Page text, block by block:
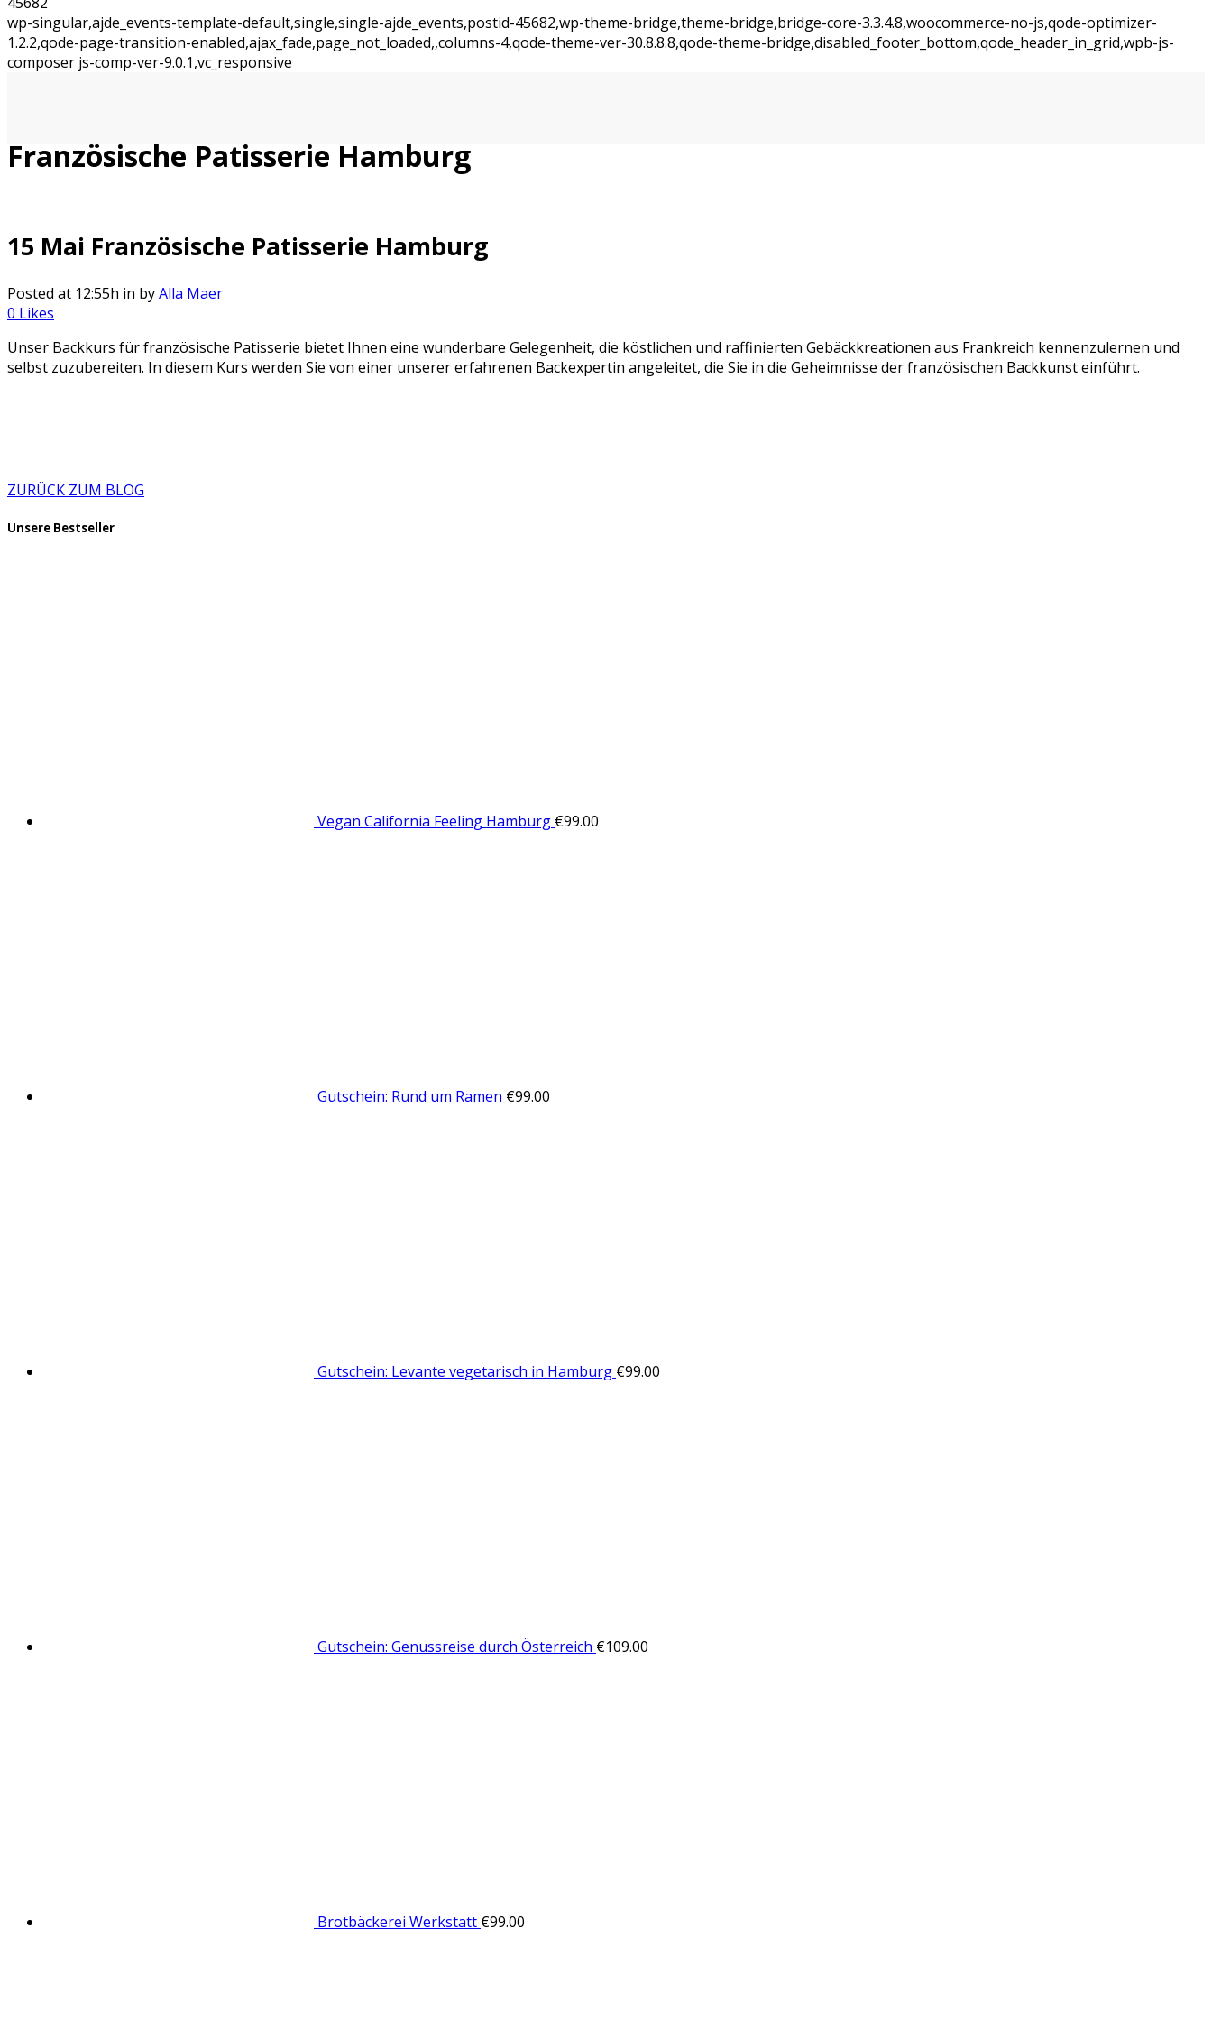
wp-singular,ajde_events-template-default,single,single-ajde_events,postid-45682,wp-theme-bridge,theme-bridge,bridge-core-3.3.4.8,woocommerce-no-js,qode-optimizer-
1.2.2,qode-page-transition-enabled,ajax_fade,page_not_loaded,,columns-4,qode-theme-ver-30.8.8.8,qode-theme-bridge,disabled_footer_bottom,qode_header_in_grid,wpb-js-
composer js-comp-ver-9.0.1,vc_responsive
Französische Patisserie Hamburg
15 Mai Französische Patisserie Hamburg
Posted at 12:55h in byAlla Maer
0 Likes
Unser Backkurs für französische Patisserie bietet Ihnen eine wunderbare Gelegenheit, die köstlichen und raffinierten Gebäckkreationen aus Frankreich kennenzulernen und
selbst zuzubereiten. In diesem Kurs werden Sie von einer unserer erfahrenen Backexpertin angeleitet, die Sie in die Geheimnisse der französischen Backkunst einführt.
ZURÜCK ZUM BLOG
Unsere Bestseller
Vegan California Feeling Hamburg €99.00
Gutschein: Rund um Ramen €99.00
Gutschein: Levante vegetarisch in Hamburg €99.00
Gutschein: Genussreise durch Österreich €109.00
Brotbäckerei Werkstatt €99.00